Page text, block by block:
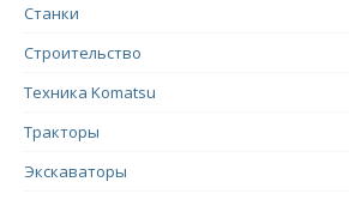
Станки
Строительство
Техника Komatsu
Тракторы
Экскаваторы